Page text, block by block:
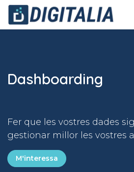
Skip to Content
Dashboarding
Fer que les vostres dades
gestionar millor les vostres
M'interessa